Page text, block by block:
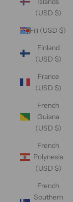
(USD $)
Fiji (USD $)
Finland
(USD $)
France
(USD $)
French
Guiana
(USD $)
French
Polynesia
(USD $)
French
Southern